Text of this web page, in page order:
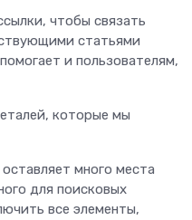
чтобы связать
статьями
и пользователям,
которые мы
много места
для поисковых
все элементы,